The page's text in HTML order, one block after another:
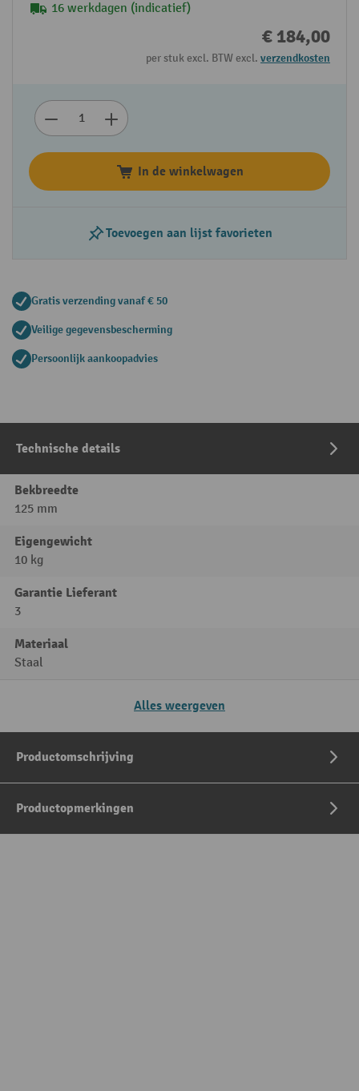
16 werkdagen (indicatief)
€ 184,00
per stuk excl. BTW excl. verzendkosten
In de winkelwagen
Toevoegen aan lijst favorieten
Gratis verzending vanaf € 50
Veilige gegevensbescherming
Persoonlijk aankoopadvies
Technische details
Bekbreedte
125 mm
Eigengewicht
10 kg
Garantie Lieferant
3
Materiaal
Staal
Alles weergeven
Productomschrijving
Productopmerkingen